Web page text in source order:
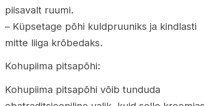
piisavalt ruumi.
– Küpsetage põhi kuldpruuniks ja kindlasti
mitte liiga krõbedaks.
Kohupiima pitsapõhi:
Kohupiima pitsapõhi võib tunduda